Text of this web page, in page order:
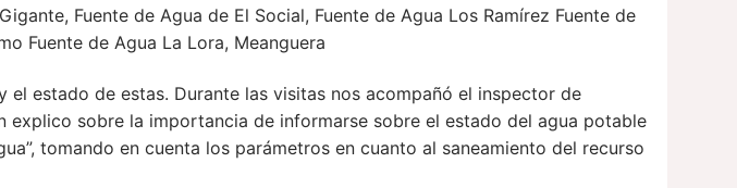
Fuente de Agua de El Social, Fuente de Agua Los Ramírez Fuente de
Fuente de Agua La Lora, Meanguera
estado de estas. Durante las visitas nos acompañó el inspector de
sobre la importancia de informarse sobre el estado del agua potable
tomando en cuenta los parámetros en cuanto al saneamiento del recurso